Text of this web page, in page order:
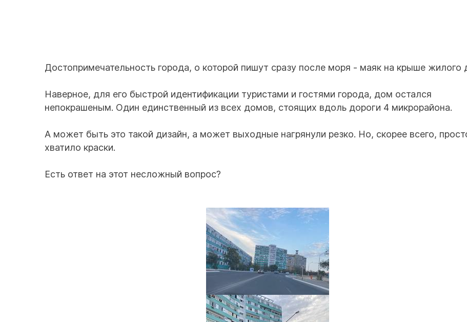
Достопримечательность города, о которой пишут сразу после моря - маяк на крыше жилого
Наверное, для его быстрой идентификации туристами и гостями города, дом остался
непокрашеным. Один единственный из всех домов, стоящих вдоль дороги 4 микрорайона.
А может быть это такой дизайн, а может выходные нагрянули резко. Но, скорее всего,
хватило краски.
Есть ответ на этот несложный вопрос?